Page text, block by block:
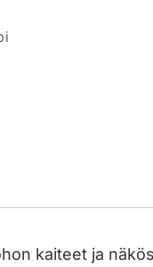
kaiteet ja